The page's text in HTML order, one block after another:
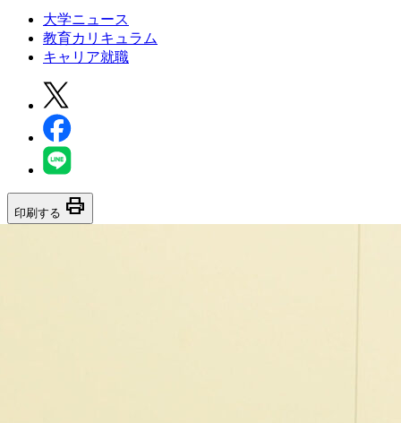
大学ニュース
教育カリキュラム
キャリア就職
印刷する print